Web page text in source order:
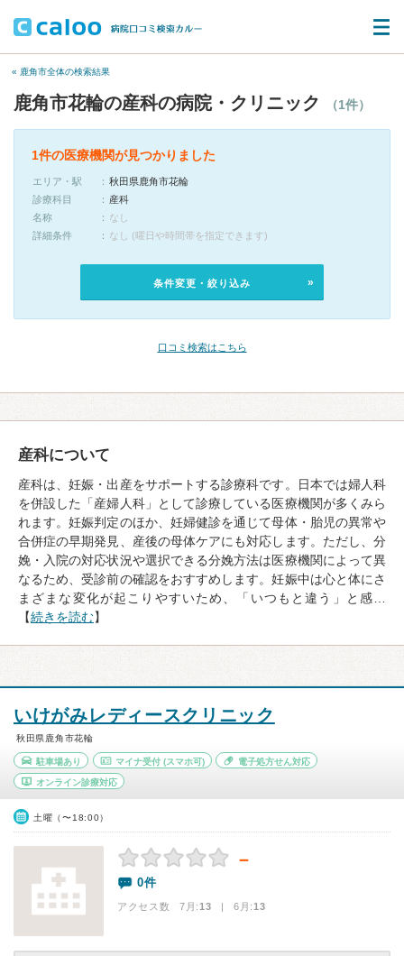
« 鹿角市全体の検索結果
鹿角市花輪の産科の病院・クリニック （1件）
1件の医療機関が見つかりました
エリア・駅
秋田県鹿角市花輪
診療科目
産科
名称
なし
詳細条件
なし (曜日や時間帯を指定できます)
条件変更・絞り込み
口コミ検索はこちら
産科について
産科は、妊娠・出産をサポートする診療科です。日本では婦人科
を併設した「産婦人科」として診療している医療機関が多くみら
れます。妊娠判定のほか、妊婦健診を通じて母体・胎児の異常や
合併症の早期発見、産後の母体ケアにも対応します。ただし、分
娩・入院の対応状況や選択できる分娩方法は医療機関によって異
なるため、受診前の確認をおすすめします。妊娠中は心と体にさ
まざまな変化が起こりやすいため、「いつもと違う」と感…
【続きを読む】
いけがみレディースクリニック
秋田県鹿角市花輪
駐車場あり マイナ受付(スマホ可) 電子処方せん対応
オンライン診療対応
土曜（〜18:00）
－
0件
アクセス数 7月:13 | 6月:13